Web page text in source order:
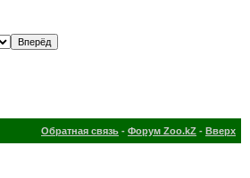
Обратная связь - Форум Zoo.kZ - Вверх